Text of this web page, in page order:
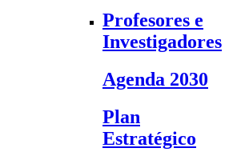
Profesores e
Investigadores
Agenda 2030
Plan
Estratégico